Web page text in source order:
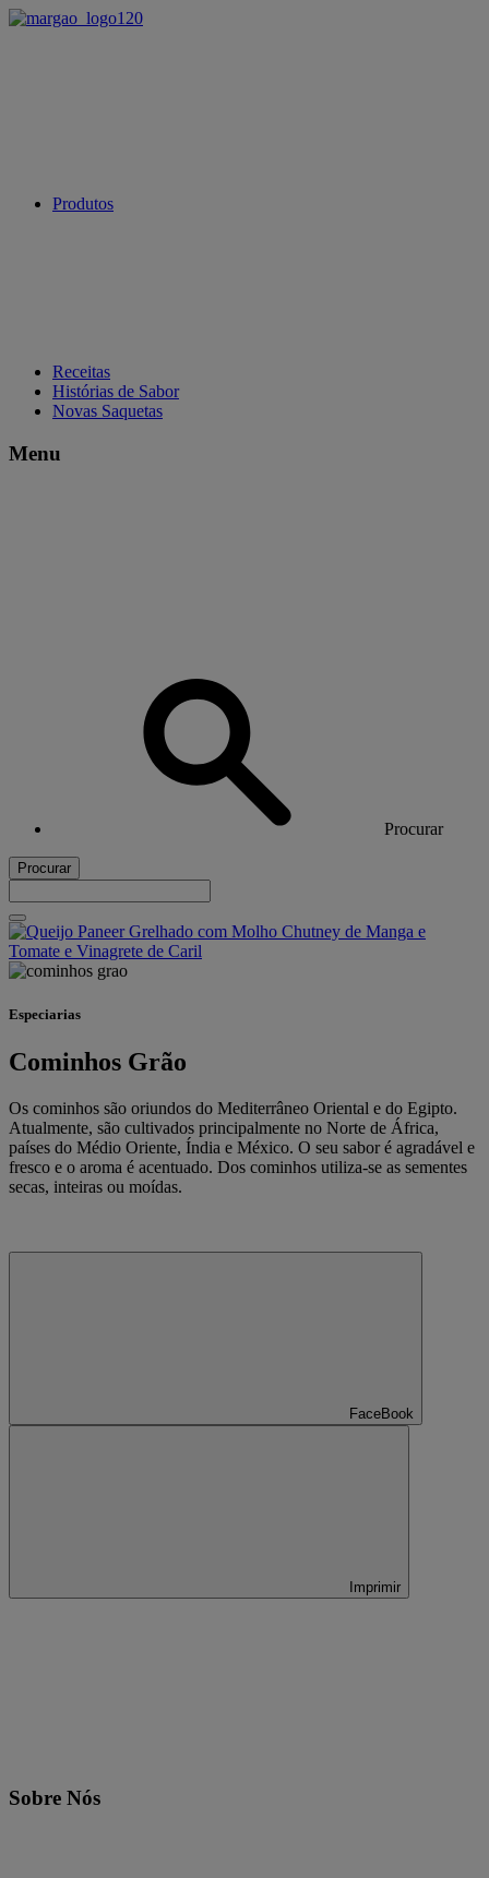
Produtos
Receitas
Histórias de Sabor
Novas Saquetas
Menu
Procurar
Procurar
Especiarias
Cominhos Grão
Os cominhos são oriundos do Mediterrâneo Oriental e do Egipto.
Atualmente, são cultivados principalmente no Norte de África,
países do Médio Oriente, Índia e México. O seu sabor é agradável e
fresco e o aroma é acentuado. Dos cominhos utiliza-se as sementes
secas, inteiras ou moídas.
FaceBook
Imprimir
Sobre Nós